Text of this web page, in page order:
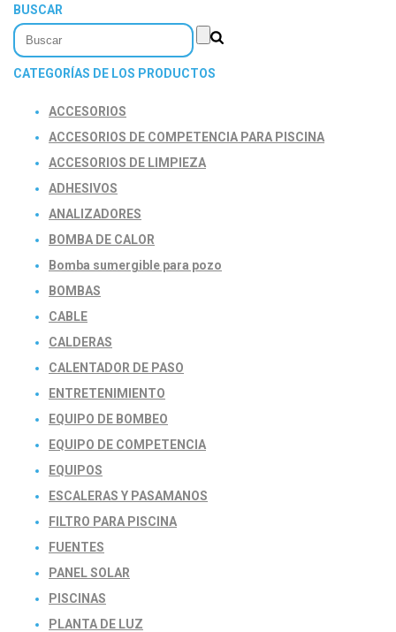
BUSCAR
CATEGORÍAS DE LOS PRODUCTOS
ACCESORIOS
ACCESORIOS DE COMPETENCIA PARA PISCINA
ACCESORIOS DE LIMPIEZA
ADHESIVOS
ANALIZADORES
BOMBA DE CALOR
Bomba sumergible para pozo
BOMBAS
CABLE
CALDERAS
CALENTADOR DE PASO
ENTRETENIMIENTO
EQUIPO DE BOMBEO
EQUIPO DE COMPETENCIA
EQUIPOS
ESCALERAS Y PASAMANOS
FILTRO PARA PISCINA
FUENTES
PANEL SOLAR
PISCINAS
PLANTA DE LUZ